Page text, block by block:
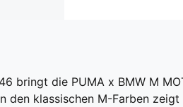
bringt die PUMA x BMW M
den klassischen M-Farben